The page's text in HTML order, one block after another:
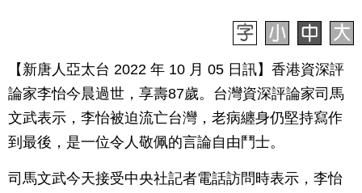
【新唐人亞太台 2022 年 10 月 05 日訊】香港資深評
論家李怡今晨過世，享壽87歲。台灣資深評論家司馬
文武表示，李怡被迫流亡台灣，老病纏身仍堅持寫作
到最後，是一位令人敬佩的言論自由鬥士。
司馬文武今天接受中央社記者電話訪問時表示，李怡